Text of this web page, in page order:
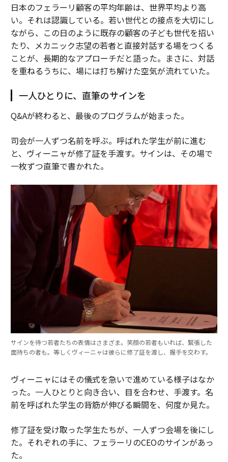
日本のフェラーリ顧客の平均年齢は、世界平均より高
い。それは認識している。若い世代との接点を大切にし
ながら、この日のように既存の顧客の子ども世代を招い
たり、メカニック志望の若者と直接対話する場をつくる
ことが、長期的なアプローチだと語った。まさに、対話
を重ねるうちに、場には打ち解けた空気が流れていた。
一人ひとりに、直筆のサインを
Q&Aが終わると、最後のプログラムが始まった。
司会が一人ずつ名前を呼ぶ。呼ばれた学生が前に進む
と、ヴィーニャが修了証を手渡す。サインは、その場で
一枚ずつ直筆で書かれた。
サインを待つ若者たちの表情はさまざま。笑顔の若者もいれば、緊張した
面持ちの者も。等しくヴィーニャは彼らに修了証を渡し、握手を交わす。
ヴィーニャにはその儀式を急いで進めている様子はなか
った。一人ひとりと向き合い、目を合わせ、手渡す。名
前を呼ばれた学生の背筋が伸びる瞬間を、何度か見た。
修了証を受け取った学生たちが、一人ずつ会場を後にし
た。それぞれの手に、フェラーリのCEOのサインがあっ
た。